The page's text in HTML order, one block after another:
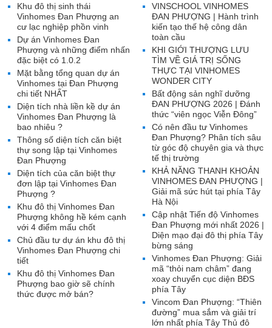
VINSCHOOL VINHOMES
ĐAN PHƯỢNG | Hành trình
kiến tạo thế hệ công dân
toàn cầu
KHI GIỚI THƯỢNG LƯU
TÌM VỀ GIÁ TRỊ SỐNG
THỰC TẠI VINHOMES
WONDER CITY
Bất động sản nghĩ dưỡng
ĐAN PHƯỢNG 2026 | Đánh
thức “viên ngọc Viễn Đông”
Có nên đầu tư Vinhomes
Đan Phượng? Phân tích sâu
từ góc độ chuyên gia và thực
tế thị trường
KHẢ NĂNG THANH KHOẢN
VINHOMES ĐAN PHƯỢNG |
Giải mã sức hút tại phía Tây
Hà Nội
Cập nhật Tiến độ Vinhomes
Đan Phượng mới nhất 2026 |
Diện mạo đại đô thị phía Tây
bừng sáng
Vinhomes Đan Phượng: Giải
mã “thỏi nam châm” đang
xoay chuyển cục diện BĐS
phía Tây
Vincom Đan Phượng: “Thiên
đường” mua sắm và giải trí
lớn nhất phía Tây Thủ đô
Khu đô thị sinh thái
Vinhomes Đan Phượng an
cư lạc nghiệp phồn vinh
Dự án Vinhomes Đan
Phượng và những điểm nhấn
đặc biệt có 1.0.2
Mặt bằng tổng quan dự án
Vinhomes tại Đan Phượng
chi tiết NHẤT
Diện tích nhà liền kề dự án
Vinhomes Đan Phượng là
bao nhiêu ?
Thông số diện tích căn biệt
thự song lập tại Vinhomes
Đan Phượng
Diện tích của căn biệt thự
đơn lập tại Vinhomes Đan
Phượng ?
Khu đô thị Vinhomes Đan
Phượng không hề kém cạnh
với 4 điểm mấu chốt
Chủ đầu tư dự án khu đô thị
Vinhomes Đan Phượng chi
tiết
Khu đô thị Vinhomes Đan
Phượng bao giờ sẽ chính
thức được mở bán?